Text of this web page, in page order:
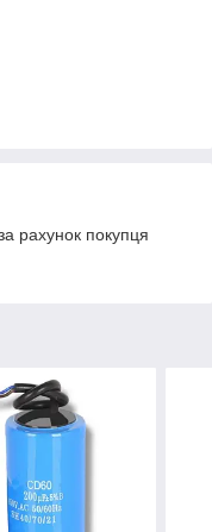
рахунок покупця